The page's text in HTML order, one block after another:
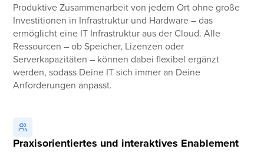
Produktive Zusammenarbeit von jedem Ort ohne große
Investitionen in Infrastruktur und Hardware – das
ermöglicht eine IT Infrastruktur aus der Cloud. Alle
Ressourcen – ob Speicher, Lizenzen oder
Serverkapazitäten – können dabei flexibel ergänzt
werden, sodass Deine IT sich immer an Deine
Anforderungen anpasst.
Praxisorientiertes und interaktives Enablement